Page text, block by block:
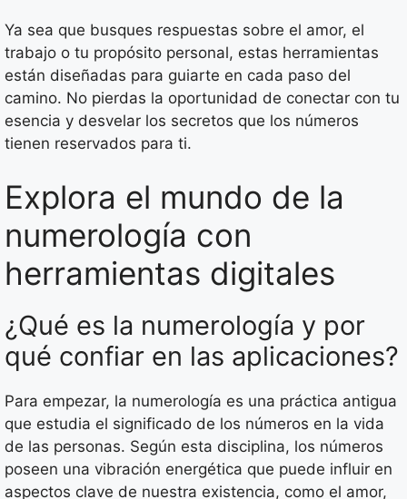
Ya sea que busques respuestas sobre el amor, el
trabajo o tu propósito personal, estas herramientas
están diseñadas para guiarte en cada paso del
camino. No pierdas la oportunidad de conectar con tu
esencia y desvelar los secretos que los números
tienen reservados para ti.
Explora el mundo de la
numerología con
herramientas digitales
¿Qué es la numerología y por
qué confiar en las aplicaciones?
Para empezar, la numerología es una práctica antigua
que estudia el significado de los números en la vida
de las personas. Según esta disciplina, los números
poseen una vibración energética que puede influir en
aspectos clave de nuestra existencia, como el amor,